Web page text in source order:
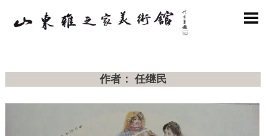

作者： 任继民